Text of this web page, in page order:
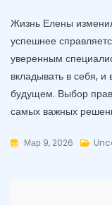
Жизнь Елены
успешнее
уверенным
вкладывать в себя, и
будущем. Выбор
самых важных
Мар 9, 2026